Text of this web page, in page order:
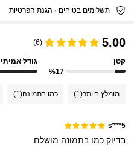
תשלומים בטוחים · הגנת הפרטיות
5.00
(6)
קטן
%17
גודל אמיתי
מומלץ ביותר(1) כמו בתמונה(1)
s***5
בדיוקכמובתמונה מושלם